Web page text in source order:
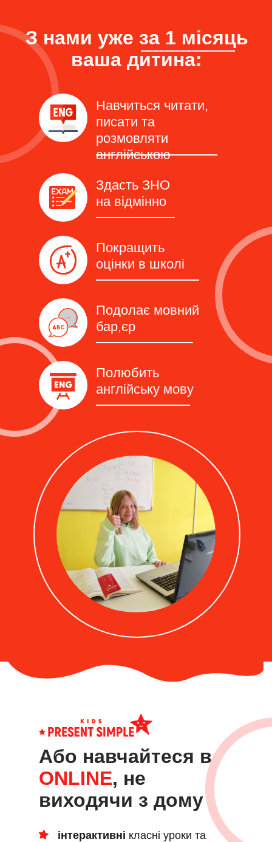
Полюбить
англійську мову
Навчиться читати,
писати та
розмовляти
англійською
Покращить
оцінки в школі
Здасть ЗНО
на відмінно
Подолає мовний
бар,єр
З нами уже за 1 місяць
ваша дитина:
Або навчайтеся в
ONLINE, не
виходячи з дому
інтерактивні класні уроки та